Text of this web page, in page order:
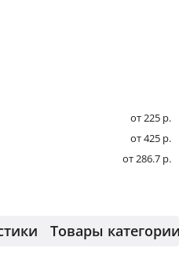
от 225 р.
от 425 р.
от 286.7 р.
Товары